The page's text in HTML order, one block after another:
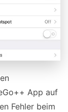
App auf
Fehler beim